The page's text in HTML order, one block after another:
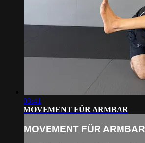
03:41
MOVEMENT FÜR ARMBAR
MOVEMENT FÜR ARMBAR